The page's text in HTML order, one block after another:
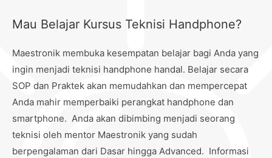
Mau Belajar Kursus Teknisi Handphone?
Maestronik membuka kesempatan belajar bagi Anda yang
ingin menjadi teknisi handphone handal. Belajar secara
SOP dan Praktek akan memudahkan dan mempercepat
Anda mahir memperbaiki perangkat handphone dan
smartphone. Anda akan dibimbing menjadi seorang
teknisi oleh mentor Maestronik yang sudah
berpengalaman dari Dasar hingga Advanced. Informasi